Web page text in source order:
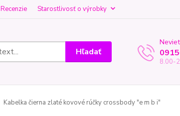
Recenzie Starostlivosť o výrobky
Hľadať
8.00-
Kabelka čierna zlaté kovové rúčky crossbody "e m b i"